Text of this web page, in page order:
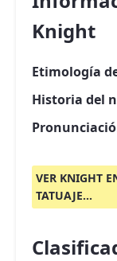
Knight
Etimología
Historia del
VER KNIGHT
TATUAJE...